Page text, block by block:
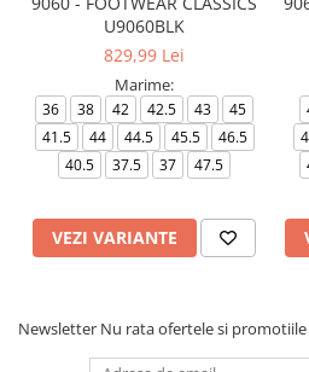
U9060BLK
829,99 Lei
Marime:
36 38 42 42.5 43
45
41.5
44 44.5 45.5
46.5
40.5
37.5 37 47.5
VEZI VARIANTE
Newsletter Nu rata ofertele si